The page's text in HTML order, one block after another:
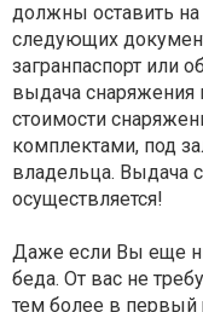
должны оставить на
следующих
загранпаспорт или
выдача снаряжения
стоимости
комплектами, под
владельца. Выдача
осуществляется!
Даже если Вы еще
беда. От вас не
тем более в первый